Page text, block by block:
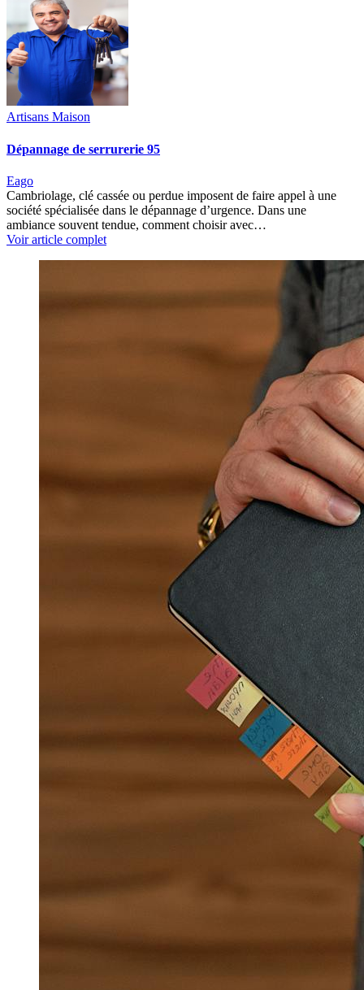
Artisans Maison
Dépannage de serrurerie 95
Eago
Cambriolage, clé cassée ou perdue imposent de faire appel à une
société spécialisée dans le dépannage d’urgence. Dans une
ambiance souvent tendue, comment choisir avec…
Voir article complet